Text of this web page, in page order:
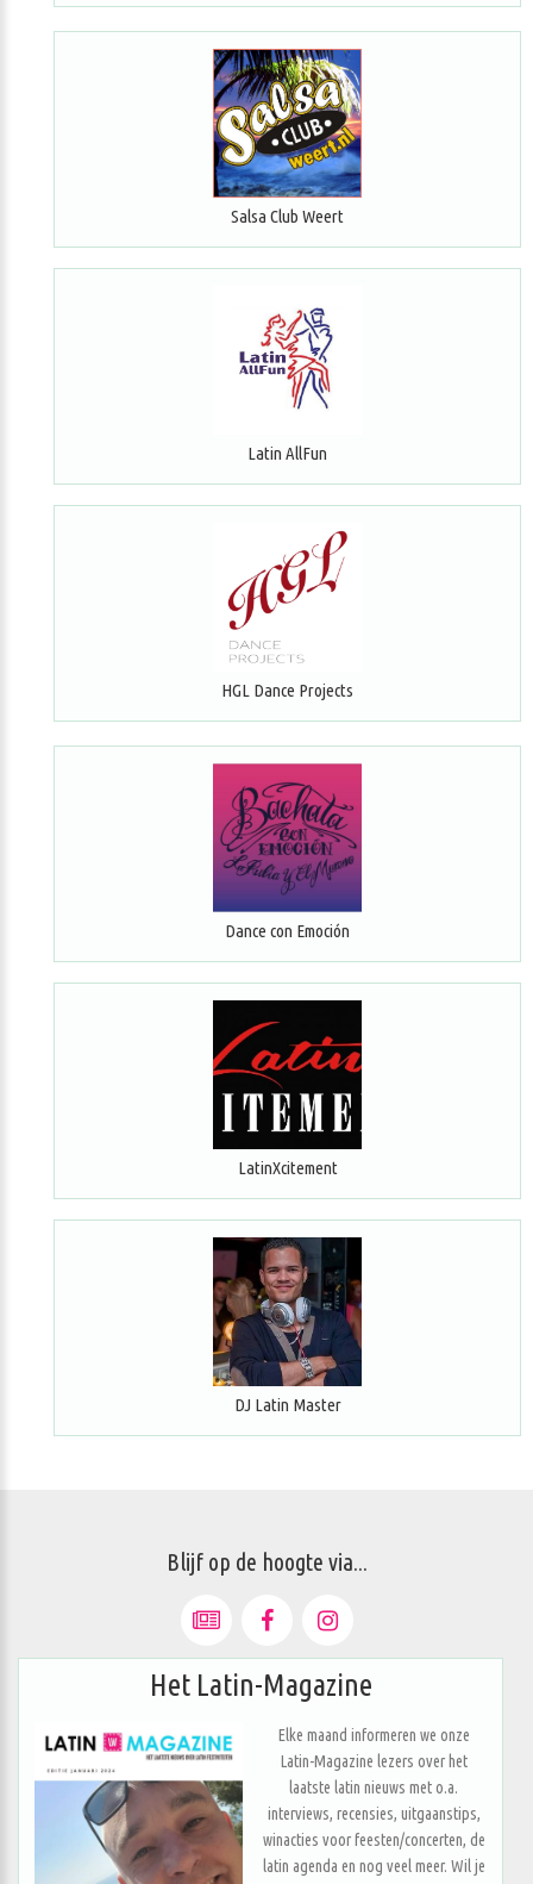
Salsa Club Weert
Latin AllFun
HGL Dance Projects
Dance con Emoción
LatinXcitement
DJ Latin Master
Blijf op de hoogte via...
Het Latin-Magazine
Elke maand informeren we onze
Latin-Magazine lezers over het
laatste latin nieuws met o.a.
interviews, recensies, uitgaanstips,
winacties voor feesten/concerten, de
latin agenda en nog veel meer. Wil je